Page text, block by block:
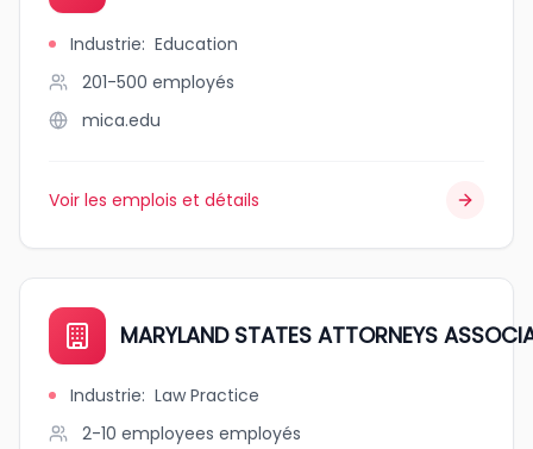
Industrie: Education
201-500 employés
mica.edu
Voir les emplois et détails
MARYLAND STATES ATTORNEYS
Industrie: Law Practice
2-10 employees employés